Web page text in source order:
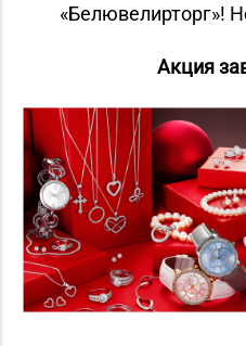
«Белювелирторг»!
Акция